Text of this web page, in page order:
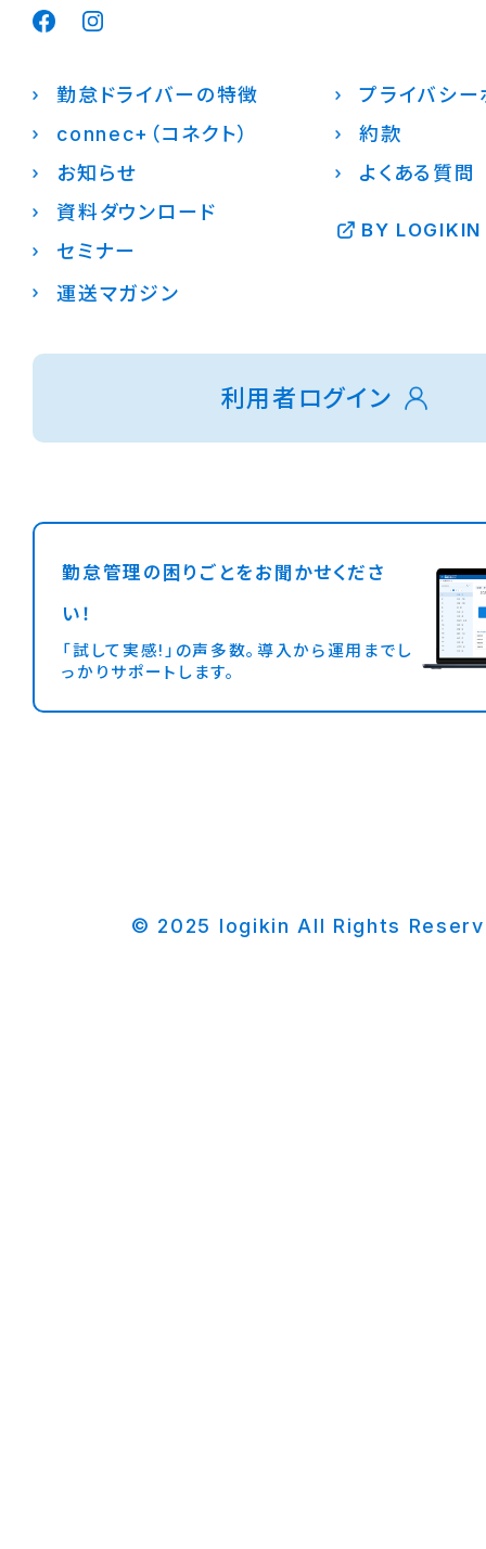
勤怠ドライバーの特徴
connec+（コネクト）
お知らせ
資料ダウンロード
セミナー
運送マガジン
プライバシー
約款
よくある質問
BY LOGIKIN
利用者ログイン
勤怠管理の困りごとをお聞かせくださ
い！
「試して実感!」の声多数。導入から運用までし
っかりサポートします。
© 2025 logikin All Rights